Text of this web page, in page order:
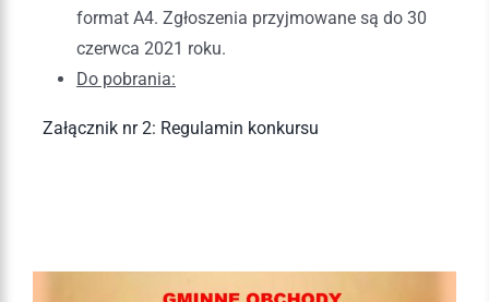
format A4. Zgłoszenia przyjmowane są do 30
czerwca 2021 roku.
Do pobrania:
Załącznik nr 2: Regulamin konkursu